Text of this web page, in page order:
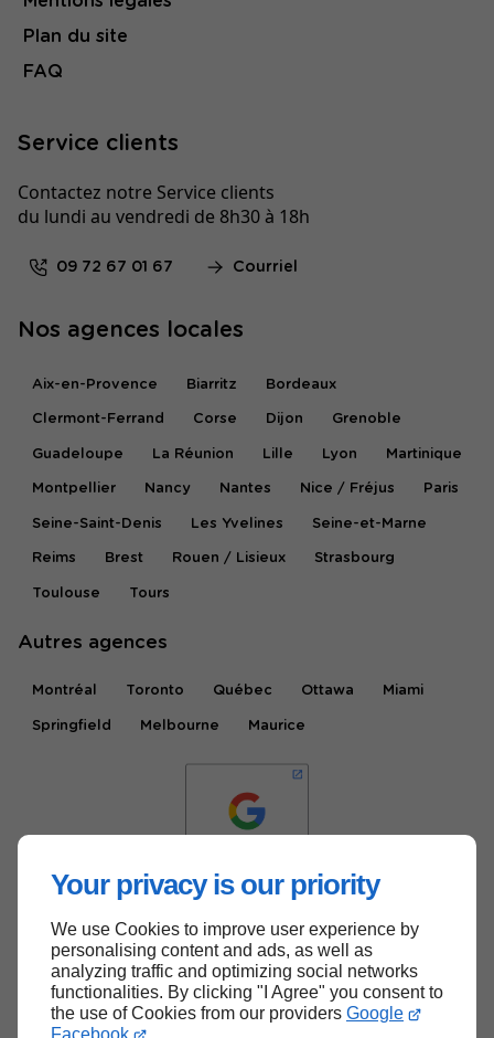
Your privacy is our priority
We use Cookies to improve user experience by
personalising content and ads, as well as
analyzing traffic and optimizing social networks
functionalities. By clicking "I Agree" you consent to
the use of Cookies from our providers Google
Facebook
Plan du site
FAQ
Service clients
Contactez notre Service clients
du lundi au vendredi de 8h30 à 18h
09 72 67 01 67 Courriel
Nos agences locales
Aix-en-Provence Biarritz Bordeaux
Clermont-Ferrand Corse Dijon Grenoble
Guadeloupe La Réunion Lille Lyon Martinique
Montpellier Nancy Nantes Nice / Fréjus Paris
Seine-Saint-Denis Les Yvelines Seine-et-Marne
Reims Brest Rouen / Lisieux Strasbourg
Toulouse Tours
Autres agences
Montréal Toronto Québec Ottawa Miami
Springfield Melbourne Maurice
Haut de page